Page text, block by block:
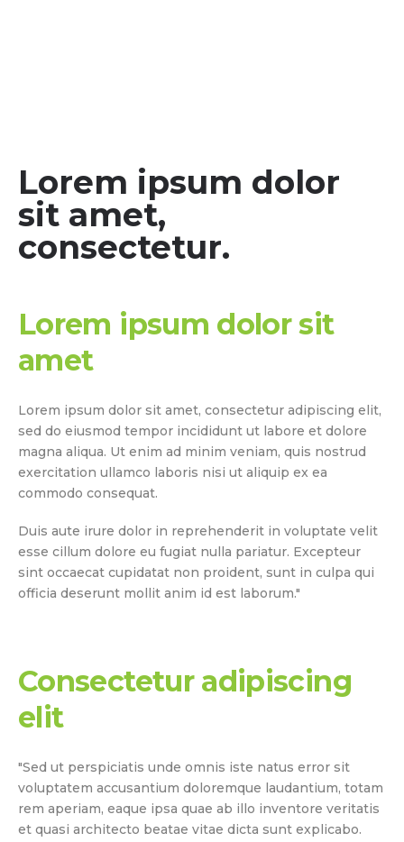
Lorem ipsum dolor
sit amet,
consectetur.
Lorem ipsum dolor sit
amet
Lorem ipsum dolor sit amet, consectetur adipiscing elit,
sed do eiusmod tempor incididunt ut labore et dolore
magna aliqua. Ut enim ad minim veniam, quis nostrud
exercitation ullamco laboris nisi ut aliquip ex ea
commodo consequat.
Duis aute irure dolor in reprehenderit in voluptate velit
esse cillum dolore eu fugiat nulla pariatur. Excepteur
sint occaecat cupidatat non proident, sunt in culpa qui
officia deserunt mollit anim id est laborum."
Consectetur adipiscing
elit
"Sed ut perspiciatis unde omnis iste natus error sit
voluptatem accusantium doloremque laudantium, totam
rem aperiam, eaque ipsa quae ab illo inventore veritatis
et quasi architecto beatae vitae dicta sunt explicabo.